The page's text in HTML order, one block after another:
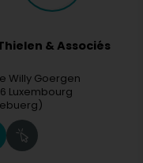
& Associés
Willy Goergen
Luxembourg